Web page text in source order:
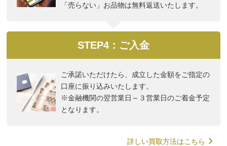
「売らない」お品物は無料返送いたします。
STEP4：ご入金
ご承諾いただけたら、成立した金額をご指定の
口座に振り込みいたします。
※金融機関の翌営業日～３営業日のご着金予定
となります。
詳しい買取方法はこちら